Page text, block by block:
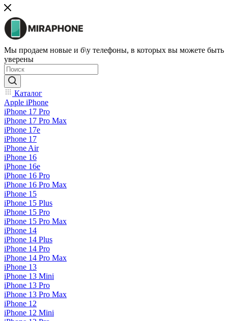
Мы продаем новые и б\у телефоны, в которых вы можете быть
уверены
Каталог
Apple iPhone
iPhone 17 Pro
iPhone 17 Pro Max
iPhone 17e
iPhone 17
iPhone Air
iPhone 16
iPhone 16e
iPhone 16 Pro
iPhone 16 Pro Max
iPhone 15
iPhone 15 Plus
iPhone 15 Pro
iPhone 15 Pro Max
iPhone 14
iPhone 14 Plus
iPhone 14 Pro
iPhone 14 Pro Max
iPhone 13
iPhone 13 Mini
iPhone 13 Pro
iPhone 13 Pro Max
iPhone 12
iPhone 12 Mini